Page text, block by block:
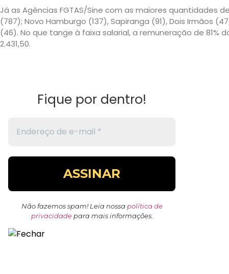
Já as Agências FGTAS/Sine com as maiores quantidades
(787); Novo Hamburgo (137), Sapiranga (91), Dois Irmãos
(46). No que tange à faixa salarial, a remuneração de 81%
2.431,50.
Fique por dentro!
Não fazemos spam! Leia nossa política de
privacidadepara mais informações.